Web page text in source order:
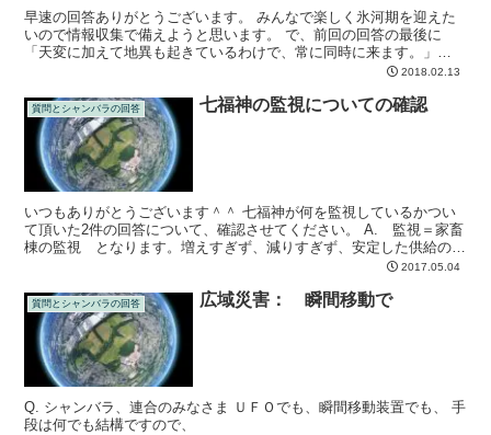
早速の回答ありがとうございます。 みんなで楽しく氷河期を迎えた
いので情報収集で備えようと思います。 で、前回の回答の最後に
「天変に加えて地異も起きているわけで、常に同時に来ます。」
「アンドロメダだけではない。なのですべては複合で起きてい...
2018.02.13
質問とシャンバラの回答 七福神の監視についての確認
いつもありがとうございます＾＾ 七福神が何を監視しているかつい
て頂いた2件の回答について、確認させてください。 A. 監視＝家畜
棟の監視 となります。増えすぎず、減りすぎず、安定した供給のた
2017.05.04
質問とシャンバラの回答 広域災害： 瞬間移動で
Q. シャンバラ、連合のみなさま ＵＦＯでも、瞬間移動装置でも、 手
段は何でも結構ですので、